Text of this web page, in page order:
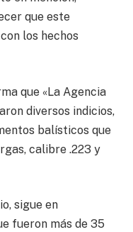
que este
los hechos
que «La Agencia
diversos indicios,
balísticos que
calibre .223 y
sigue en
fueron más de 35